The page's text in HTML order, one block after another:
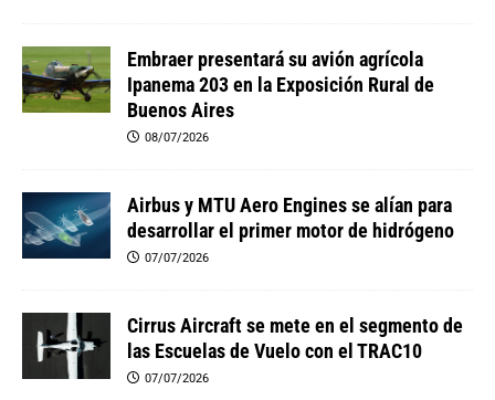
Embraer presentará su avión agrícola
Ipanema 203 en la Exposición Rural de
Buenos Aires
08/07/2026
Airbus y MTU Aero Engines se alían para
desarrollar el primer motor de hidrógeno
07/07/2026
Cirrus Aircraft se mete en el segmento de
las Escuelas de Vuelo con el TRAC10
07/07/2026